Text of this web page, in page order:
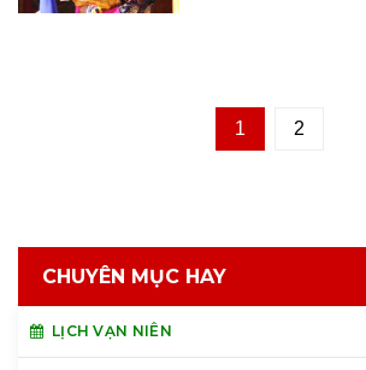
1 2
CHUYÊN MỤC HAY
LỊCH VẠN NIÊN